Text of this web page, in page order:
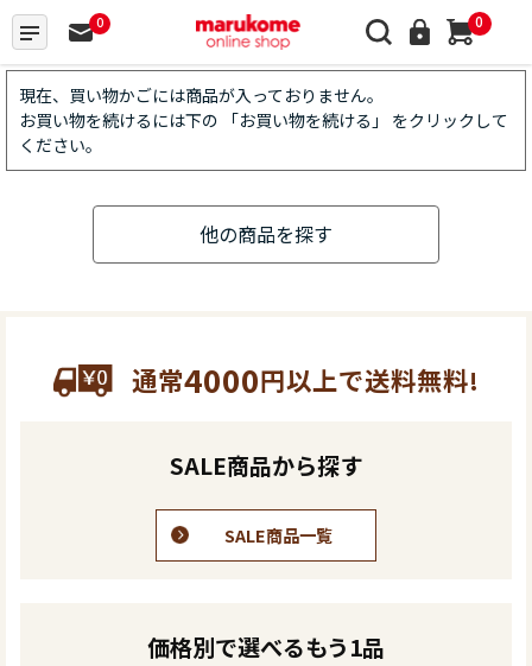
0 0
現在、買い物かごには商品が入っておりません。
お買い物を続けるには下の 「お買い物を続ける」 をクリックして
ください。
他の商品を探す
通常4000円以上で送料無料!
SALE商品から探す
SALE商品一覧
価格別で選べるもう1品